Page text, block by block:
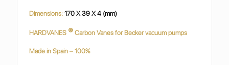
Dimensions:170 X 39 X 4 (mm)
HARDVANES ® Carbon Vanes for Becker vacuum pumps
Made in Spain – 100%